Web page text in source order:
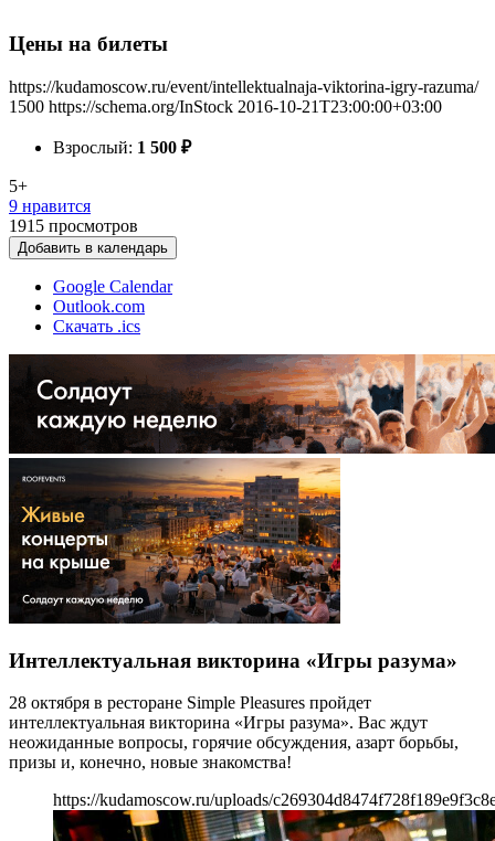
Цены на билеты
https://kudamoscow.ru/event/intellektualnaja-viktorina-igry-razuma/
1500 https://schema.org/InStock 2016-10-21T23:00:00+03:00
Взрослый: 1 500 ₽
5+
9 нравится
1915 просмотров
Добавить в календарь
Google Calendar
Outlook.com
Скачать .ics
Интеллектуальная викторина «Игры разума»
28 октября в ресторане Simple Pleasures пройдет
интеллектуальная викторина «Игры разума». Вас ждут
неожиданные вопросы, горячие обсуждения, азарт борьбы,
призы и, конечно, новые знакомства!
https://kudamoscow.ru/uploads/